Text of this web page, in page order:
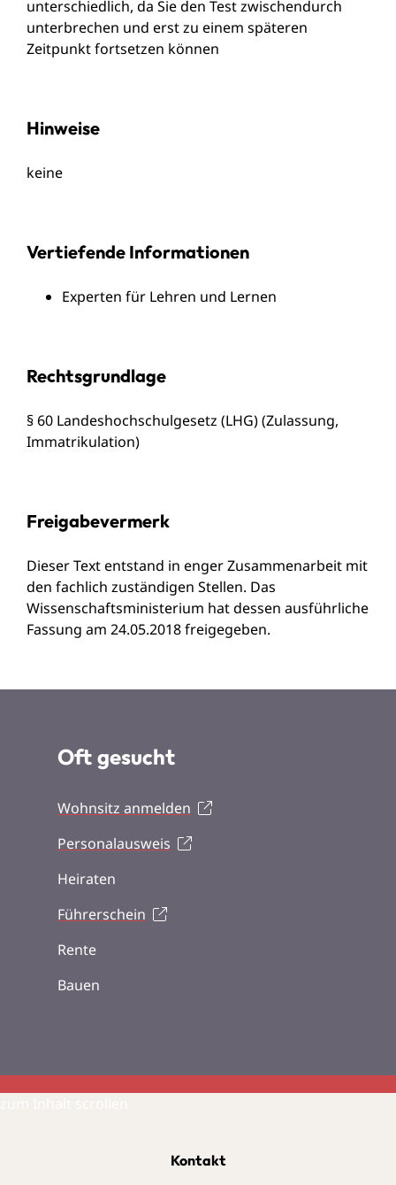
unterschiedlich, da Sie den Test zwischendurch
unterbrechen und erst zu einem späteren
Zeitpunkt fortsetzen können
Hinweise
keine
Vertiefende Informationen
Experten für Lehren und Lernen
Rechtsgrundlage
§ 60 Landeshochschulgesetz (LHG) (Zulassung,
Immatrikulation)
Freigabevermerk
Dieser Text entstand in enger Zusammenarbeit mit
den fachlich zuständigen Stellen. Das
Wissenschaftsministerium hat dessen ausführliche
Fassung am 24.05.2018 freigegeben.
Oft gesucht
Wohnsitz anmelden
Personalausweis
Heiraten
Führerschein
Rente
Bauen
Kontakt